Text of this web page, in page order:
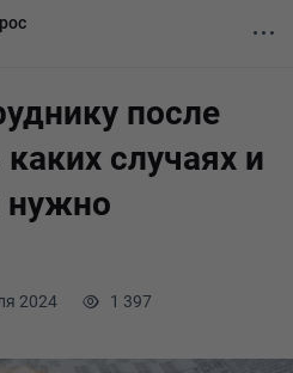
2024 1 397
после
случаях и
нужно